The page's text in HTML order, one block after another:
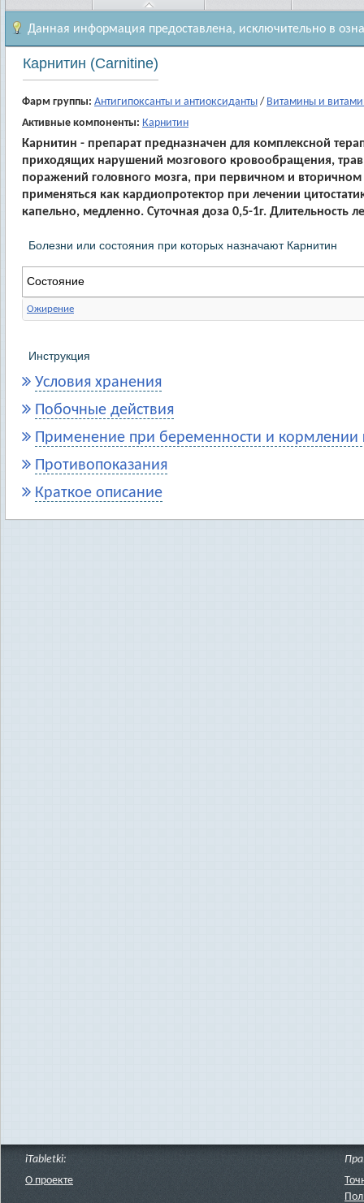
Данная информация предоставлена, исключительно в
Карнитин (Carnitine)
Фарм группы: Антигипоксанты и антиоксиданты / Витамины и
Активные компоненты: Карнитин
Карнитин - препарат предназначен для комплексной
приходящих нарушений мозгового кровообращения,
поражений головного мозга, при первичном и
применяться как кардиопротектор при лечении
капельно, медленно. Суточная доза 0,5-1г. Длительность
Болезни или состояния при которых назначают Карнитин
Состояние
Ожирение
Инструкция
Условия хранения
Побочные действия
Применение при беременности и кормлении
Противопоказания
Краткое описание
iTabletki:
О проекте